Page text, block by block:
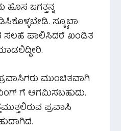
ಜಗತ್ತನ್ನ
ಸ್ಕ್ಯೂಬಾ
ಸಲಹೆ ಪಾಲಿಸಿದರೆ ಖಂಡಿತ
ಮುಂಚಿತವಾಗಿ
ಗೆ ಆಗಮಿಸಬಹುದು.
ಪ್ರವಾಸಿ